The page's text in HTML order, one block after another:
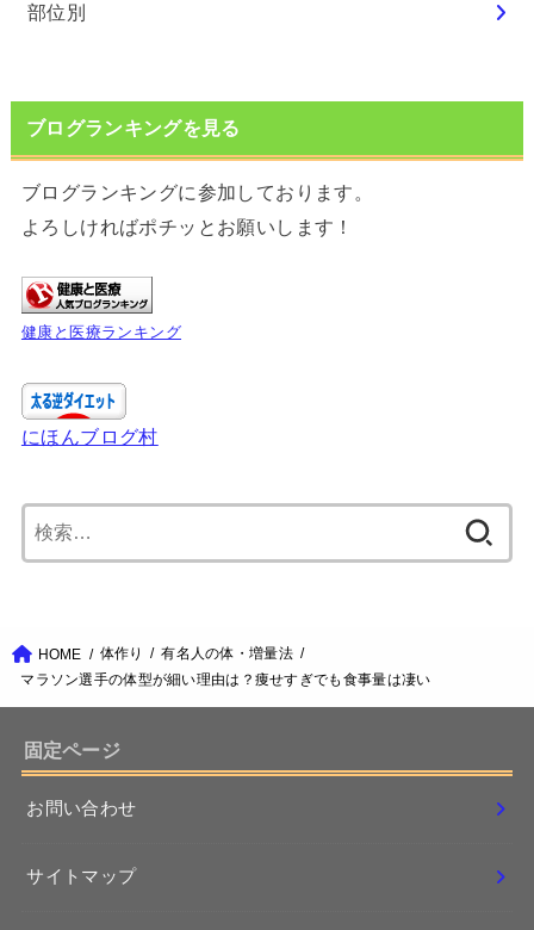
部位別
ブログランキングを見る
ブログランキングに参加しております。
よろしければポチッとお願いします！
健康と医療ランキング
にほんブログ村
索:
HOME 体作り
有名人の体・増量法
マラソン選手の体型が細い理由は？痩せすぎでも食事量は凄い
固定ページ
お問い合わせ
サイトマップ